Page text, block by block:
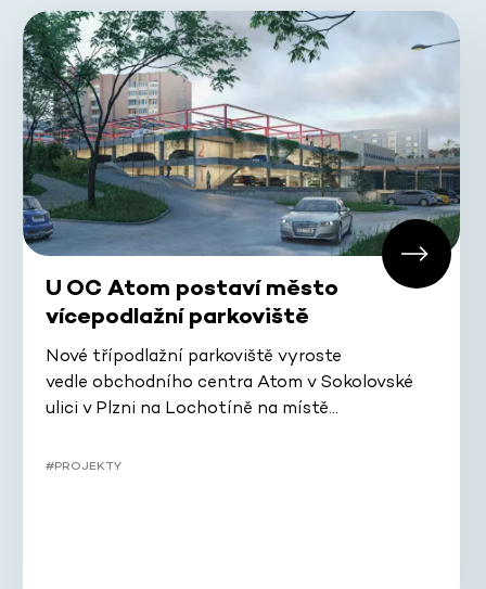
U OC Atom postaví město
vícepodlažní parkoviště
Nové třípodlažní parkoviště vyroste
vedle obchodního centra Atom v Sokolovské
ulici v Plzni na Lochotíně na místě…
#PROJEKTY